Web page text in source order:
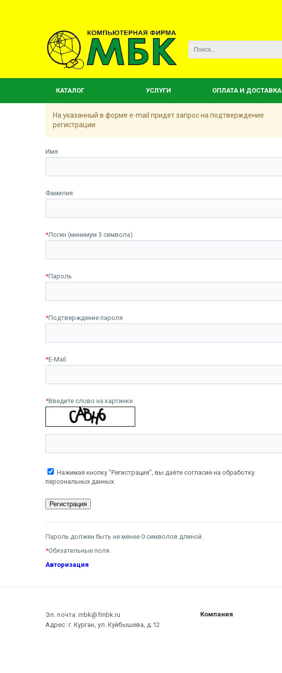
КАТАЛОГ УСЛУГИ ОПЛАТА И ДОСТАВКА
На указанный в форме e-mail придет запрос на подтверждение
регистрации.
Имя
Фамилия
*Логин (минимум 3 символа)
*Пароль
*Подтверждение пароля
*E-Mail
*Введите слово на картинке
Нажимая кнопку "Регистрация", вы даёте согласие на обработку
персональных данных.
Пароль должен быть не менее 0 символов длиной.
*Обязательные поля.
Авторизация
Эл. почта: mbk@fmbk.ru
Адрес: г. Курган, ул. Куйбышева, д.12
Компания